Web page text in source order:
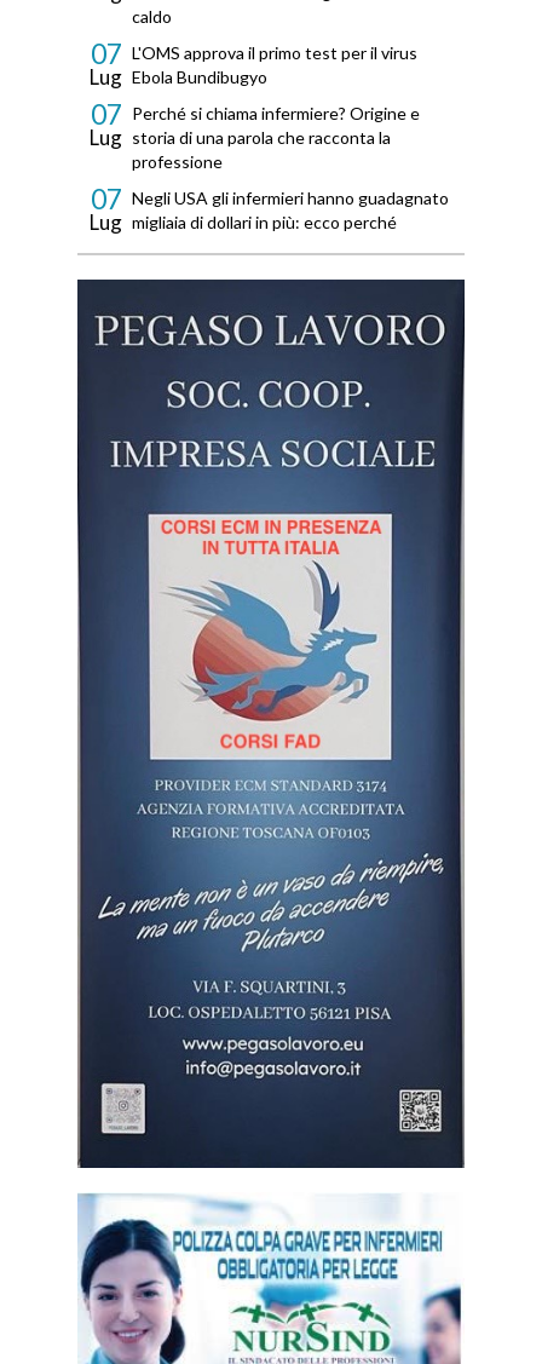
caldo
07
Lug
L'OMS approva il primo test per il virus
Ebola Bundibugyo
07
Lug
Perché si chiama infermiere? Origine e
storia di una parola che racconta la
professione
07
Lug
Negli USA gli infermieri hanno guadagnato
migliaia di dollari in più: ecco perché